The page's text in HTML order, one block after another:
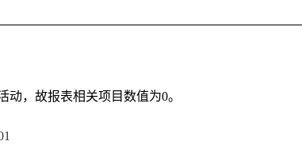
，故报表相关项目数值为0。